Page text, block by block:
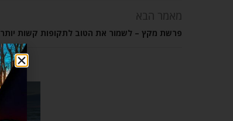
מאמר הבא
פרשת מקץ – לשמור את הטוב לתקופות קשות יותר